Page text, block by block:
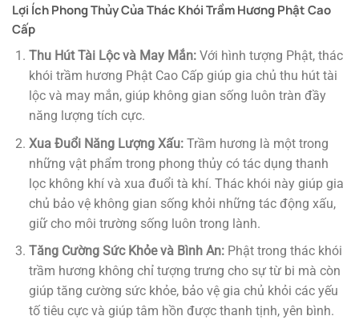
Lợi Ích Phong Thủy Của Thác Khói Trầm Hương Phật Cao
Cấp
Thu Hút Tài Lộc và May Mắn:Với hình tượng Phật, thác
khói trầm hương Phật Cao Cấp giúp gia chủ thu hút tài
lộc và may mắn, giúp không gian sống luôn tràn đầy
năng lượng tích cực.
Xua Đuổi Năng Lượng Xấu:Trầm hương là một trong
những vật phẩm trong phong thủy có tác dụng thanh
lọc không khí và xua đuổi tà khí. Thác khói này giúp gia
chủ bảo vệ không gian sống khỏi những tác động xấu,
giữ cho môi trường sống luôn trong lành.
Tăng Cường Sức Khỏe và Bình An:Phật trong thác khói
trầm hương không chỉ tượng trưng cho sự từ bi mà còn
giúp tăng cường sức khỏe, bảo vệ gia chủ khỏi các yếu
tố tiêu cực và giúp tâm hồn được thanh tịnh, yên bình.